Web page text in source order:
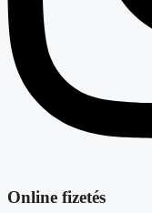
Online fizetés